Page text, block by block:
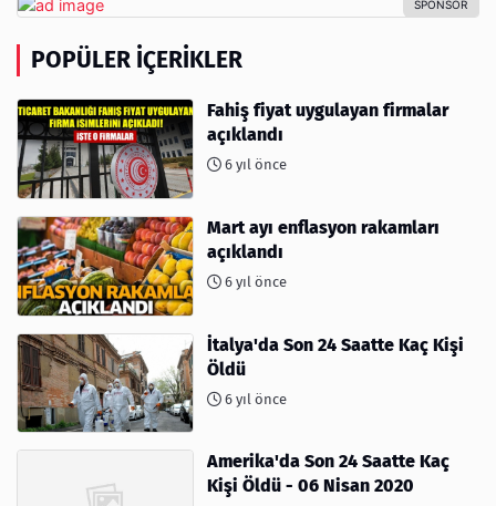
POPÜLER İÇERIKLER
Fahiş fiyat uygulayan firmalar
açıklandı
6 yıl önce
Mart ayı enflasyon rakamları
açıklandı
6 yıl önce
İtalya'da Son 24 Saatte Kaç Kişi
Öldü
6 yıl önce
Amerika'da Son 24 Saatte Kaç
Kişi Öldü - 06 Nisan 2020